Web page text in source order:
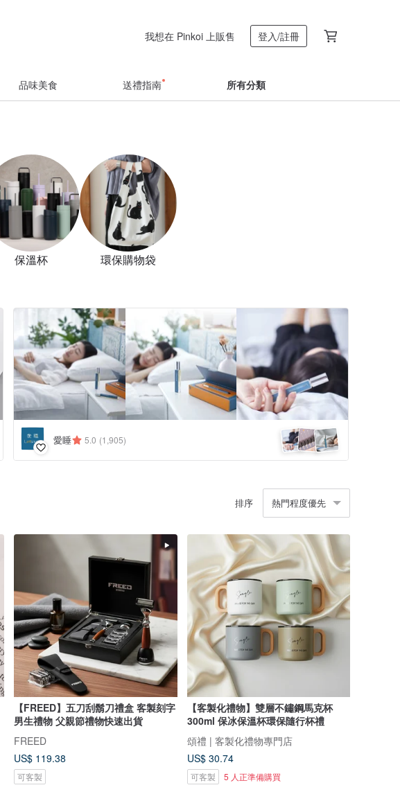
我想在 Pinkoi 上販售 登入/註冊
品味美食 送禮指南 所有分類
保溫杯 環保購物袋
愛睡 5.0 (1,905)
排序 熱門程度優先
【FREED】五刀刮鬍刀禮盒 客製刻字
男生禮物 父親節禮物快速出貨
FREED
US$ 119.38
可客製
【客製化禮物】雙層不鏽鋼馬克杯
300ml 保冰保溫杯環保隨行杯禮
頌禮 | 客製化禮物專門店
US$ 30.74
可客製 5 人正準備購買